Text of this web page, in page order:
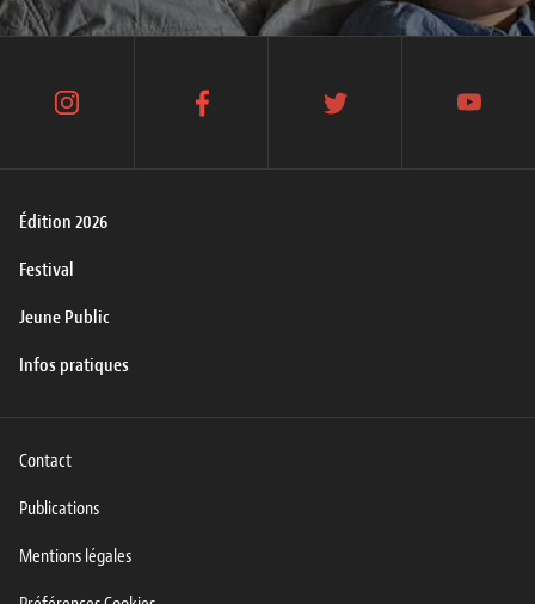
Édition 2026
Festival
Jeune Public
Infos pratiques
instagram facebook twitter youtube
Contact
Publications
Mentions légales